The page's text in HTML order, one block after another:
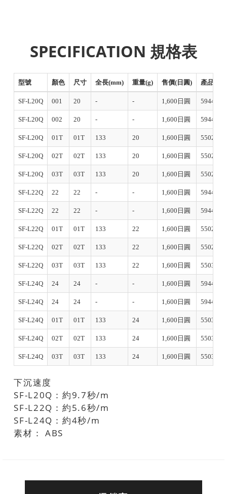
SPECIFICATION 規格表
型號 顏色 尺寸 全長(mm) 重量(g) 售價(日圓) 產品編號
SF-L20Q 001 20 - - 1,600日圓 594440
SF-L20Q 002 20 - - 1,600日圓 594457
SF-L20Q 01T 01T 133 20 1,600日圓 550255
SF-L20Q 02T 02T 133 20 1,600日圓 550262
SF-L20Q 03T 03T 133 20 1,600日圓 550279
SF-L22Q 22 22 - - 1,600日圓 594464
SF-L22Q 22 22 - - 1,600日圓 594471
SF-L22Q 01T 01T 133 22 1,600日圓 550286
SF-L22Q 02T 02T 133 22 1,600日圓 550293
SF-L22Q 03T 03T 133 22 1,600日圓 550309
SF-L24Q 24 24 - - 1,600日圓 594488
SF-L24Q 24 24 - - 1,600日圓 594495
SF-L24Q 01T 01T 133 24 1,600日圓 550316
SF-L24Q 02T 02T 133 24 1,600日圓 550323
SF-L24Q 03T 03T 133 24 1,600日圓 550330
下沉速度
SF-L20Q：約9.7秒/m
SF-L22Q：約5.6秒/m
SF-L24Q：約4秒/m
素材： ABS